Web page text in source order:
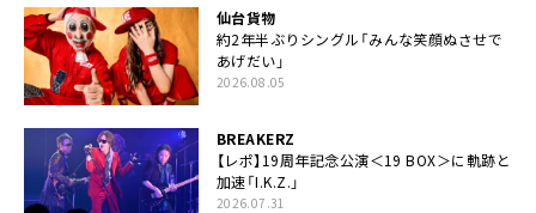
仙台貨物
約2年半ぶりシングル「みんな笑顔ぬさせで
あげだい」
2026.08.05
BREAKERZ
【レポ】19周年記念公演＜19 BOX＞に軌跡と
加速「I.K.Z.」
2026.07.31